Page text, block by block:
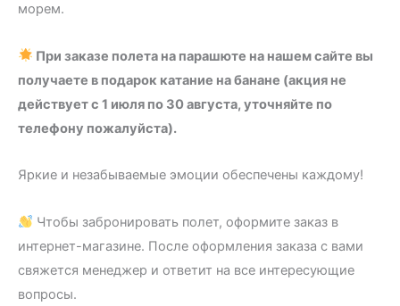
морем.
При заказе полета на парашюте на нашем сайте вы
получаете в подарок катание на банане (акция не
действует с 1 июля по 30 августа, уточняйте по
телефону пожалуйста).
Яркие и незабываемые эмоции обеспечены каждому!
Чтобы забронировать полет, оформите заказ в
интернет-магазине. После оформления заказа с вами
свяжется менеджер и ответит на все интересующие
вопросы.